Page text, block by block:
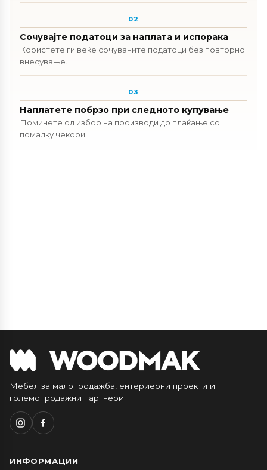
02
Сочувајте податоци за наплата и испорака
Користете ги веќе сочуваните податоци без повторно
внесување.
03
Наплатете побрзо при следното купување
Поминете од избор на производи до плаќање со
помалку чекори.
Мебел за малопродажба, ентериерни проекти и
големопродажни партнери.
ИНФОРМАЦИИ